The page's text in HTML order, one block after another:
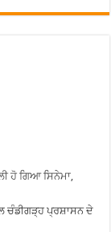
ਹੋ ਗਿਆ ਸਿਨੇਮਾ,
ਚੰਡੀਗੜ੍ਹ ਪ੍ਰਸ਼ਾਸਨ ਦੇ